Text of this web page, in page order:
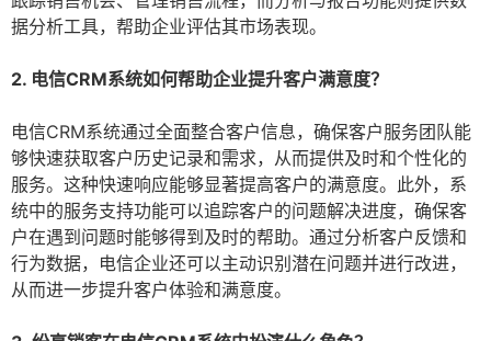
据分析工具，帮助企业评估其市场表现。
2. 电信CRM系统如何帮助企业提升客户满意度？
电信CRM系统通过全面整合客户信息，确保客户服务团队能
够快速获取客户历史记录和需求，从而提供及时和个性化的
服务。这种快速响应能够显著提高客户的满意度。此外，系
统中的服务支持功能可以追踪客户的问题解决进度，确保客
户在遇到问题时能够得到及时的帮助。通过分析客户反馈和
行为数据，电信企业还可以主动识别潜在问题并进行改进，
从而进一步提升客户体验和满意度。